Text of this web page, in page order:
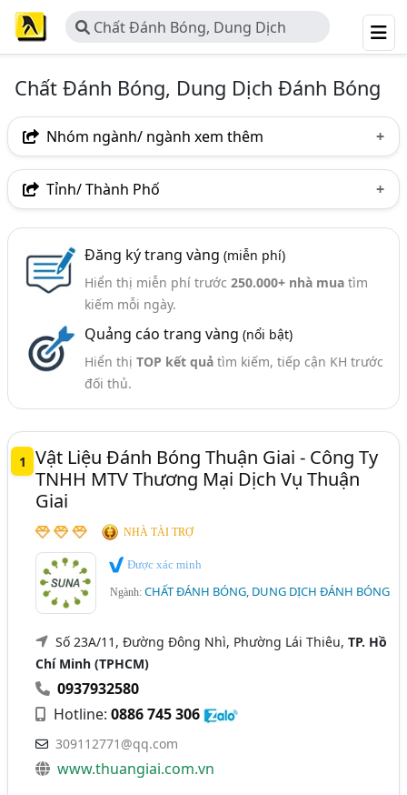
Chất Đánh Bóng, Dung Dịch
Đánh Bóng
Chất Đánh Bóng, Dung Dịch Đánh Bóng
Nhóm ngành/ ngành xem thêm
Ngành nghề
Ngành xem thêm
Lơ, Nỉ, Sáp, Chổi Đánh Bóng, ..Vật Liệu Đánh Bóng (110)
Tỉnh/ Thành Phố
Bình Dương
Tp. Đà Nẵng
TP. Hải Phòng
Long An
Đăng ký trang vàng (miễn phí)
Hiển thị miễn phí trước 250.000+ nhà muatìm
kiếm mỗi ngày.
Quảng cáo trang vàng (nổi bật)
Hiển thị TOP kết quảtìm kiếm, tiếp cận KH trước
đối thủ.
1
Vật Liệu Đánh Bóng Thuận Giai - Công Ty
TNHH MTV Thương Mại Dịch Vụ Thuận
Giai
NHÀ TÀI TRỢ
Được xác minh
Ngành:CHẤT ĐÁNH BÓNG, DUNG DỊCH ĐÁNH BÓNG
Số 23A/11, Đường Đông Nhì, Phường Lái Thiêu,TP. Hồ
Chí Minh (TPHCM)
0937932580
Hotline:0886 745 306
309112771@qq.com
www.thuangiai.com.vn